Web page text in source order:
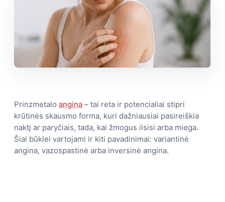
Prinzmetalo angina – tai reta ir potencialiai stipri
krūtinės skausmo forma, kuri dažniausiai pasireiškia
naktį ar paryčiais, tada, kai žmogus ilsisi arba miega.
Šiai būklei vartojami ir kiti pavadinimai: variantinė
angina, vazospastinė arba inversinė angina.